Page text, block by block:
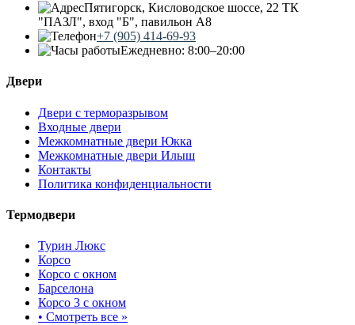
Пятигорск, Кисловодское шоссе, 22 ТК
"ПАЗЛ", вход "Б", павильон А8
+7 (905) 414-69-93
Ежедневно: 8:00–20:00
Двери
Двери с терморазрывом
Входные двери
Межкомнатные двери Юкка
Межкомнатные двери Илыш
Контакты
Политика конфиденциальности
Термодвери
Турин Люкс
Корсо
Корсо с окном
Барселона
Корсо 3 с окном
• Смотреть все »